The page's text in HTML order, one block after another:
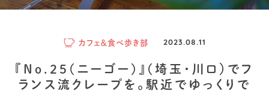
カフェ＆食べ歩き部 2023.08.11
『No.25(ニーゴー)』(埼玉・川口）でフ
ランス流クレープを。駅近でゆっくりで